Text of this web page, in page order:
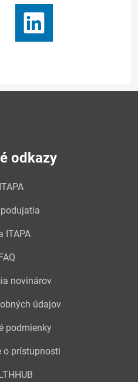
odkazy
podujatia
ITAPA
novinárov
údajov
podmienky
o prístupnosti